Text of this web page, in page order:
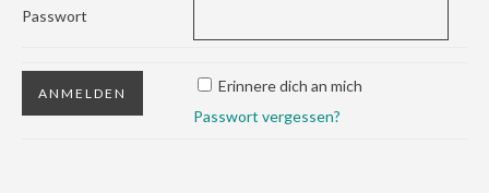
Passwort
Erinnere dich an mich
Passwort vergessen?